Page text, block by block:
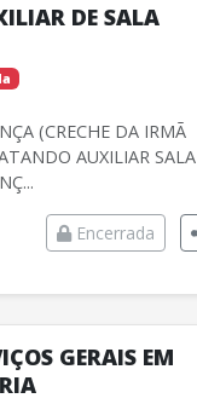
DE SALA
(CRECHE DA IRMÃ
AUXILIAR SALA
Encerrada
GERAIS EM